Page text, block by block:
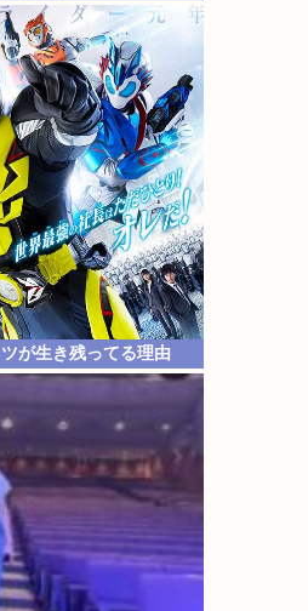
が生き残ってる理由